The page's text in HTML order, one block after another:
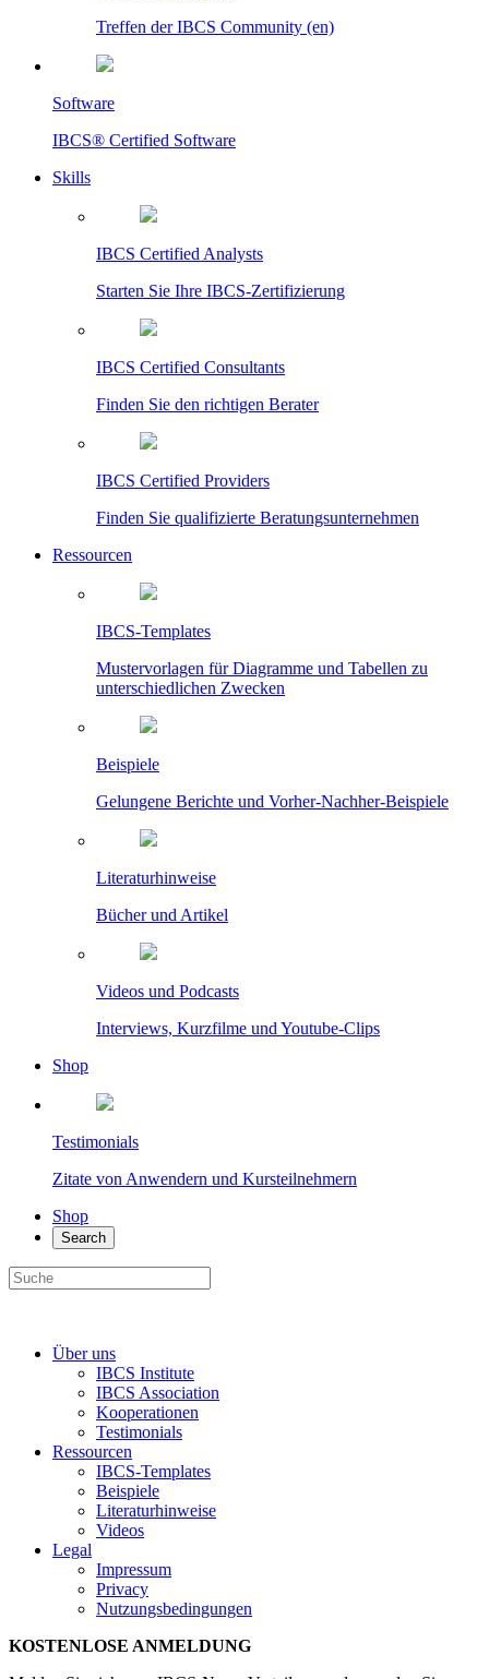
Treffen der IBCS Community (en)
Software
IBCS® Certified Software
Skills
IBCS Certified Analysts
Starten Sie Ihre IBCS-Zertifizierung
IBCS Certified Consultants
Finden Sie den richtigen Berater
IBCS Certified Providers
Finden Sie qualifizierte Beratungsunternehmen
Ressourcen
IBCS-Templates
Mustervorlagen für Diagramme und Tabellen zu
unterschiedlichen Zwecken
Beispiele
Gelungene Berichte und Vorher-Nachher-Beispiele
Literaturhinweise
Bücher und Artikel
Videos und Podcasts
Interviews, Kurzfilme und Youtube-Clips
Shop
Testimonials
Zitate von Anwendern und Kursteilnehmern
Shop
Search
Über uns
IBCS Institute
IBCS Association
Kooperationen
Testimonials
Ressourcen
IBCS-Templates
Beispiele
Literaturhinweise
Videos
Legal
Impressum
Privacy
Nutzungsbedingungen
KOSTENLOSE ANMELDUNG